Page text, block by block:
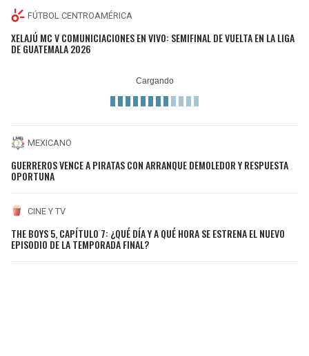
FÚTBOL CENTROAMÉRICA
XELAJÚ MC V COMUNICIACIONES EN VIVO: SEMIFINAL DE VUELTA EN LA LIGA
DE GUATEMALA 2026
MEXICANO
GUERREROS VENCE A PIRATAS CON ARRANQUE DEMOLEDOR Y RESPUESTA
OPORTUNA
CINE Y TV
THE BOYS 5, CAPÍTULO 7: ¿QUÉ DÍA Y A QUÉ HORA SE ESTRENA EL NUEVO
EPISODIO DE LA TEMPORADA FINAL?